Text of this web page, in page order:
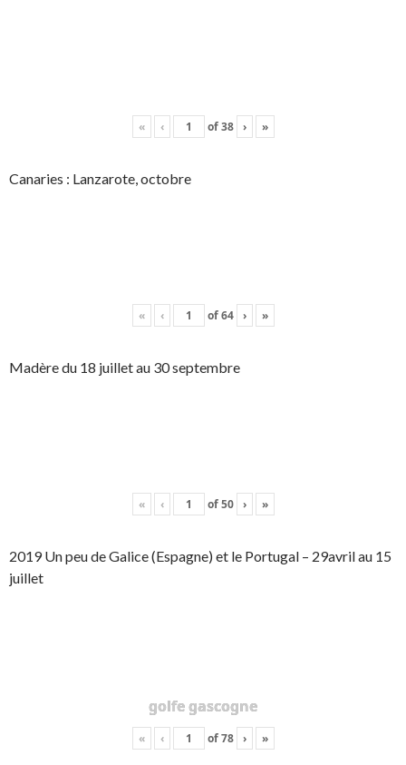
« ‹ of38 › »
Canaries : Lanzarote, octobre
« ‹ of64 › »
Madère du 18 juillet au 30 septembre
« ‹ of50 › »
2019 Un peu de Galice (Espagne) et le Portugal – 29avril au 15
juillet
golfe gascogne
« ‹ of78 › »